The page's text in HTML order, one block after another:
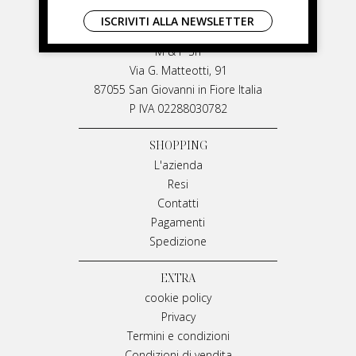
LIVIANA MIRARCHI
M & P Srl
Via G. Matteotti, 91
87055 San Giovanni in Fiore Italia
P IVA 02288030782
SHOPPING
L'azienda
Resi
Contatti
Pagamenti
Spedizione
EXTRA
cookie policy
Privacy
Termini e condizioni
ISCRIVITI ALLA NEWSLETTER